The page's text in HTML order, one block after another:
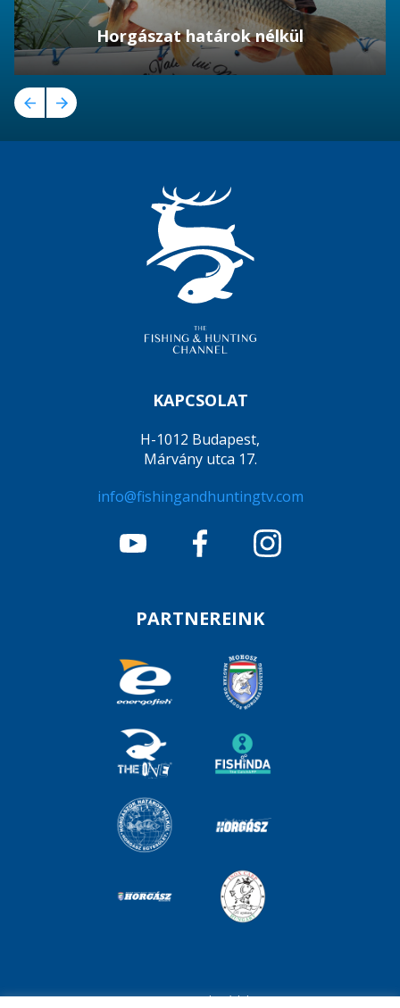
Horgászat határok nélkül
KAPCSOLAT
H-1012 Budapest,
Márvány utca 17.
info@fishingandhuntingtv.com
PARTNEREINK
Impresszum Adatvédelem